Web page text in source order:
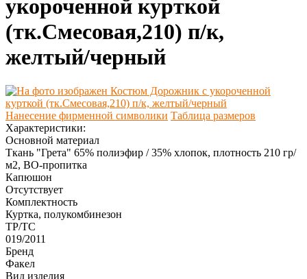
укороченной курткой
(тк.Смесовая,210) п/к,
желтый/черный
Нанесение фирменной символики Таблица размеров
Характеристики:
Основной материал
Ткань "Грета" 65% полиэфир / 35% хлопок, плотность 210 гр/
м2, ВО-пропитка
Капюшон
Отсутствует
Комплектность
Куртка, полукомбинезон
ТР/ТС
019/2011
Бренд
Факел
Вид изделия